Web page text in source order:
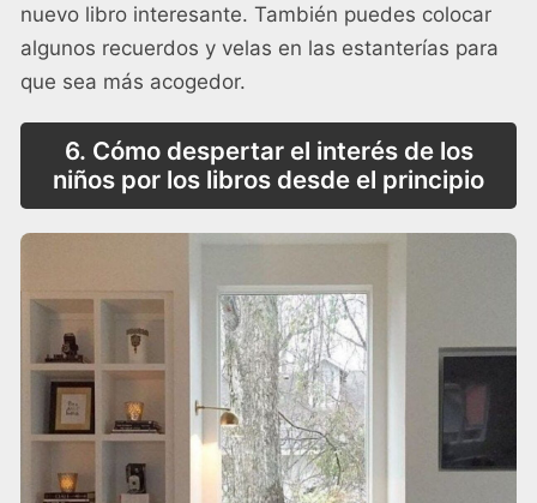
nuevo libro interesante. También puedes colocar
algunos recuerdos y velas en las estanterías para
que sea más acogedor.
6. Cómo despertar el interés de los
niños por los libros desde el principio